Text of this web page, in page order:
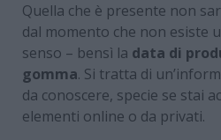
Quella che è presente non
dal momento che non esiste
senso – bensì la data di
gomma. Si tratta di
da conoscere, specie se stai
elementi online o da privati.